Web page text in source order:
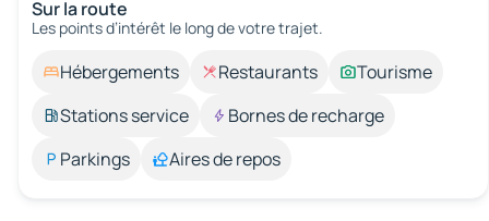
Sur la route
Les points d’intérêt le long de votre trajet.
Hébergements Restaurants
Tourisme
Stations service
Bornes de recharge
Parkings
Aires de repos